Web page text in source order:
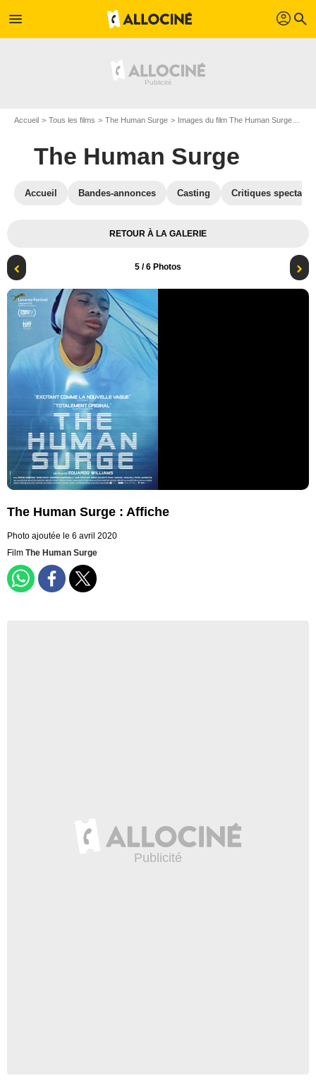
menu profil search
Accueil Tous les films The Human Surge Images du film The Human Surge
The Human Surge
Accueil Bandes-annonces Casting Critiques
RETOUR À LA GALERIE
5 / 6 Photos
The Human Surge : Affiche
Photo ajoutée le 6 avril 2020
Film The Human Surge